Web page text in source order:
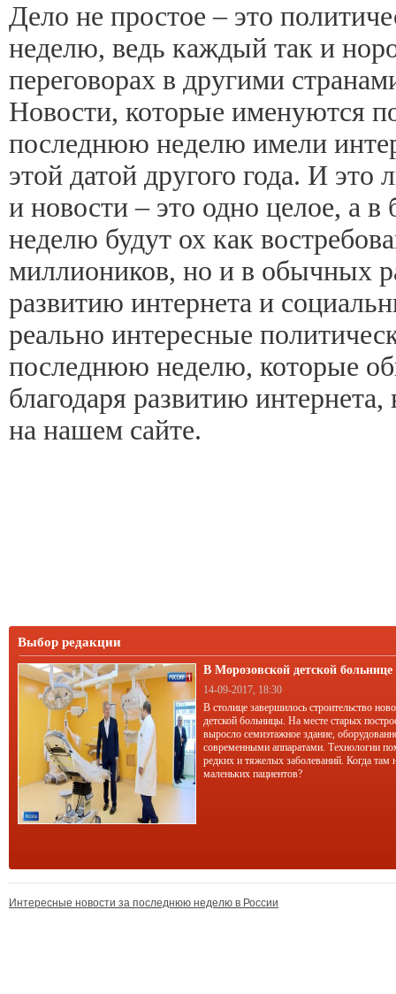
Дело не простое – это
неделю, ведь каждый так и
переговорах в другими
Новости, которые именуются
последнюю неделю имели
этой датой другого года. И это
и новости – это одно целое, а
неделю будут ох как
миллиоников, но и в обычных
развитию интернета и
реально интересные
последнюю неделю, которые
благодаря развитию
на нашем сайте.
Выбор редакции
В Морозовской детской
корпус
14-09-2017, 18:30
В столице завершилось строительство
детской больницы. На месте старых
выросло семиэтажное здание,
современными аппаратами. Технологии
редких и тяжелых заболеваний. Когда там
маленьких пациентов?
Интересные новости за последнюю неделю в России